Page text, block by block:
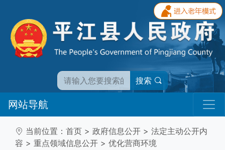
搜索
网站导航
当前位置： 首页 > 政府信息公开 > 法定主动公开内
容 > 重点领域信息公开 > 优化营商环境